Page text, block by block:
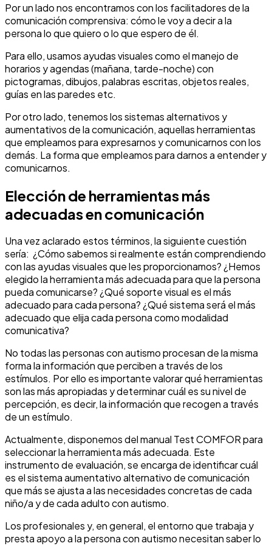
Por un lado nos encontramos con los facilitadores de la
comunicación comprensiva: cómo le voy a decir a la
persona lo que quiero o lo que espero de él.
Para ello, usamos ayudas visuales como el manejo de
horarios y agendas (mañana, tarde-noche) con
pictogramas, dibujos, palabras escritas, objetos reales,
guías en las paredes etc.
Por otro lado, tenemos los sistemas alternativos y
aumentativos de la comunicación, aquellas herramientas
que empleamos para expresarnos y comunicarnos con los
demás. La forma que empleamos para darnos a entender y
comunicarnos.
Elección de herramientas más
adecuadas en comunicación
Una vez aclarado estos términos, la siguiente cuestión
sería: ¿Cómo sabemos si realmente están comprendiendo
con las ayudas visuales que les proporcionamos? ¿Hemos
elegido la herramienta más adecuada para que la persona
pueda comunicarse? ¿Qué soporte visual es el más
adecuado para cada persona? ¿Qué sistema será el más
adecuado que elija cada persona como modalidad
comunicativa?
No todas las personas con autismo procesan de la misma
forma la información que perciben a través de los
estímulos. Por ello es importante valorar qué herramientas
son las más apropiadas y determinar cuál es su nivel de
percepción, es decir, la información que recogen a través
de un estímulo.
Actualmente, disponemos del manual Test COMFOR para
seleccionar la herramienta más adecuada. Este
instrumento de evaluación, se encarga de identificar cuál
es el sistema aumentativo alternativo de comunicación
que más se ajusta a las necesidades concretas de cada
niño/a y de cada adulto con autismo.
Los profesionales y, en general, el entorno que trabaja y
presta apoyo a la persona con autismo necesitan saber lo